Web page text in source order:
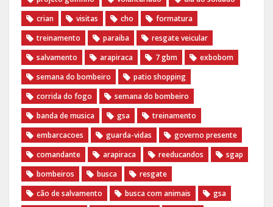
crian
visitas cho
formatura
treinamento
paraiba
resgate veicular
salvamento
arapiraca 7 gbm
exbobom
semana do bombeiro
patio shopping
corrida do fogo
semana do bombeiro
banda de musica
gsa
treinamento
embarcacoes
guarda-vidas
governo presente
comandante
arapiraca reeducandos
sgap
bombeiros
busca
resgate
cão de salvamento
busca com animais
gsa